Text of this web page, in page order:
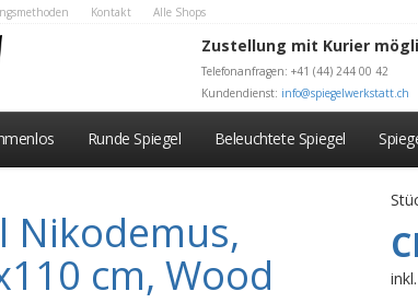
Kontakt Alle Shops
Zustellung mit Kurier
Telefonanfragen: +41 (44) 244 00 42
Kundendienst: info@spiegelwerkstatt.ch
Runde Spiegel Beleuchtete Spiegel
Nikodemus,
cm, Wood